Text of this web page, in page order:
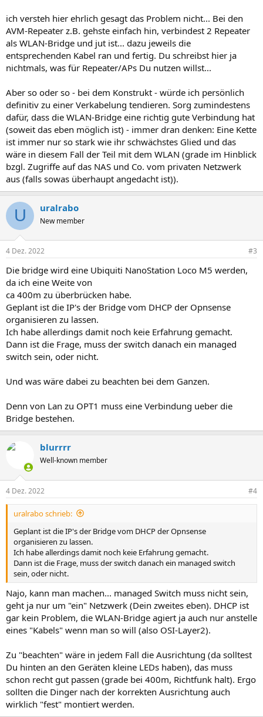
ich versteh hier ehrlich gesagt das Problem nicht... Bei den
AVM-Repeater z.B. gehste einfach hin, verbindest 2 Repeater
als WLAN-Bridge und jut ist... dazu jeweils die
entsprechenden Kabel ran und fertig. Du schreibst hier ja
nichtmals, was für Repeater/APs Du nutzen willst...
Aber so oder so - bei dem Konstrukt - würde ich persönlich
definitiv zu einer Verkabelung tendieren. Sorg zumindestens
dafür, dass die WLAN-Bridge eine richtig gute Verbindung hat
(soweit das eben möglich ist) - immer dran denken: Eine Kette
ist immer nur so stark wie ihr schwächstes Glied und das
wäre in diesem Fall der Teil mit dem WLAN (grade im Hinblick
bzgl. Zugriffe auf das NAS und Co. vom privaten Netzwerk
aus (falls sowas überhaupt angedacht ist)).
U uralrabo
New member
4 Dez. 2022 #3
Die bridge wird eine Ubiquiti NanoStation Loco M5 werden,
da ich eine Weite von
ca 400m zu überbrücken habe.
Geplant ist die IP's der Bridge vom DHCP der Opnsense
organisieren zu lassen.
Ich habe allerdings damit noch keie Erfahrung gemacht.
Dann ist die Frage, muss der switch danach ein managed
switch sein, oder nicht.
Und was wäre dabei zu beachten bei dem Ganzen.
Denn von Lan zu OPT1 muss eine Verbindung ueber die
Bridge bestehen.
blurrrr
Well-known member
4 Dez. 2022 #4
uralrabo schrieb:
Geplant ist die IP's der Bridge vom DHCP der Opnsense
organisieren zu lassen.
Ich habe allerdings damit noch keie Erfahrung gemacht.
Dann ist die Frage, muss der switch danach ein managed switch
sein, oder nicht.
Najo, kann man machen... managed Switch muss nicht sein,
geht ja nur um "ein" Netzwerk (Dein zweites eben). DHCP ist
gar kein Problem, die WLAN-Bridge agiert ja auch nur anstelle
eines "Kabels" wenn man so will (also OSI-Layer2).
Zu "beachten" wäre in jedem Fall die Ausrichtung (da solltest
Du hinten an den Geräten kleine LEDs haben), das muss
schon recht gut passen (grade bei 400m, Richtfunk halt). Ergo
sollten die Dinger nach der korrekten Ausrichtung auch
wirklich "fest" montiert werden.